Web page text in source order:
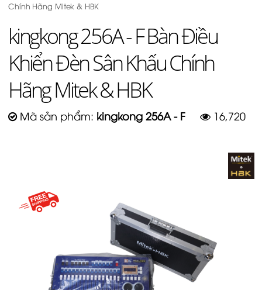
Chính Hãng Mitek & HBK
kingkong 256A - F Bàn Điều
Khiển Đèn Sân Khấu Chính
Hãng Mitek & HBK
Mã sản phẩm: kingkong 256A - F 16,720